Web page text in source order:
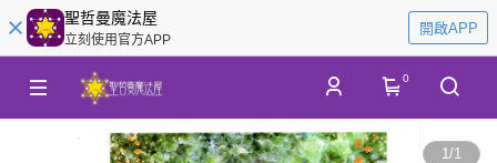
聖哲曼魔法屋
立刻使用官方APP
開啟APP
0
1/1